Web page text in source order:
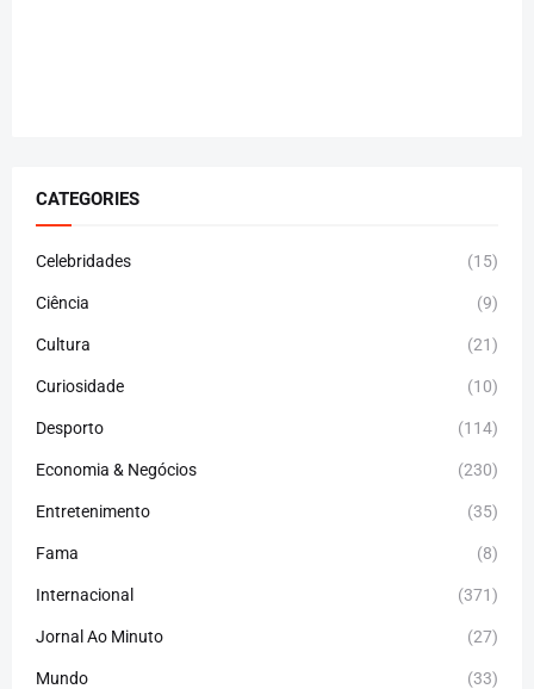
CATEGORIES
Celebridades (15)
Ciência (9)
Cultura (21)
Curiosidade (10)
Desporto (114)
Economia & Negócios (230)
Entretenimento (35)
Fama (8)
Internacional (371)
Jornal Ao Minuto (27)
Mundo (33)